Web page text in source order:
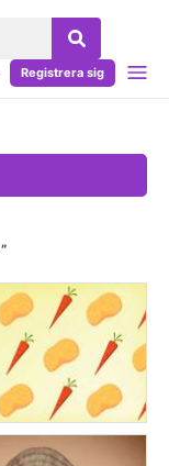
Registrera sig